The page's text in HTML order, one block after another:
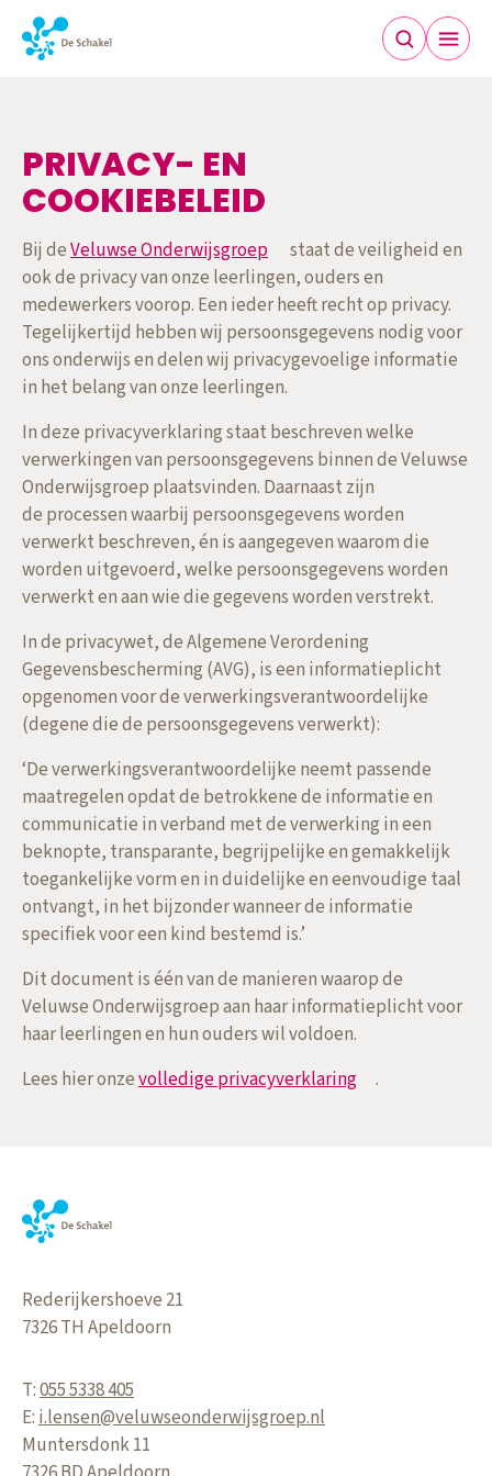
PRIVACY- EN
PRIVACY- EN
COOKIEBELEID
Bij deVeluwse Onderwijsgroep
staat de veiligheid en
ook de privacy van onze leerlingen, ouders en
medewerkers voorop. Een ieder heeft recht op privacy.
Tegelijkertijd hebben wij persoonsgegevens nodig voor
ons onderwijs en delen wij privacygevoelige informatie
in het belang van onze leerlingen.
In deze privacyverklaring staat beschreven welke
verwerkingen van persoonsgegevens binnen de Veluwse
Onderwijsgroep plaatsvinden. Daarnaast zijn
de processen waarbij persoonsgegevens worden
verwerkt beschreven, én is aangegeven waarom die
worden uitgevoerd, welke persoonsgegevens worden
verwerkt en aan wie die gegevens worden verstrekt.
In de privacywet, de Algemene Verordening
Gegevensbescherming (AVG), is een informatieplicht
opgenomen voor de verwerkingsverantwoordelijke
(degene die de persoonsgegevens verwerkt):
‘De verwerkingsverantwoordelijke neemt passende
maatregelen opdat de betrokkene de informatie en
communicatie in verband met de verwerking in een
beknopte, transparante, begrijpelijke en gemakkelijk
toegankelijke vorm en in duidelijke en eenvoudige taal
ontvangt, in het bijzonder wanneer de informatie
specifiek voor een kind bestemd is.’
Dit document is één van de manieren waarop de
Veluwse Onderwijsgroep aan haar informatieplicht voor
haar leerlingen en hun ouders wil voldoen.
Lees hier onzevolledige privacyverklaring .
Rederijkershoeve 21
7326 TH Apeldoorn
T:055 5338 405
E:i.lensen@veluwseonderwijsgroep.nl
Muntersdonk 11